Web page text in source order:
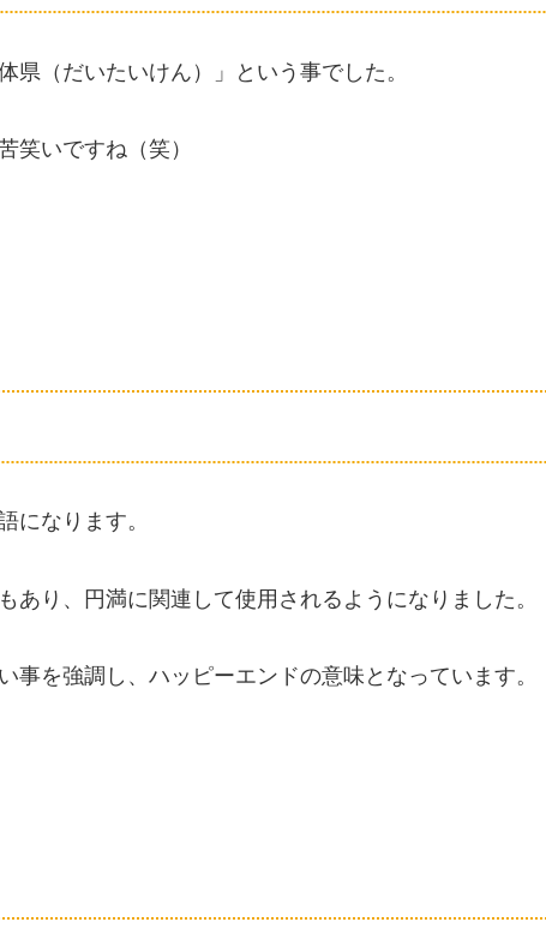
県（だいたいけん）」という事でした。
笑いですね（笑）
になります。
あり、円満に関連して使用されるようになりました。
事を強調し、ハッピーエンドの意味となっています。